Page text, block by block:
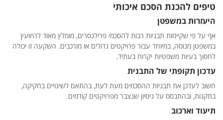
טיפים להכנת הסכם איכותי
היעזרות במשפטן
אף על פי שקיימות תבניות רבות להסכמי פרילנסרים, מומלץ מאוד להיוועץ
במשפטן מנוסה, במיוחד עבור פרויקטים גדולים או מורכבים. השקעה זו יכולה
לחסוך בעיות משפטיות יקרות בעתיד.
עדכון תקופתי של התבנית
חשוב לעדכן את תבניות ההסכמים מעת לעת, בהתאם לשינויים בחקיקה,
בתקנות, ובהתבסס על ניסיון שנצבר מפרויקטים קודמים.
תיעוד וארכוב